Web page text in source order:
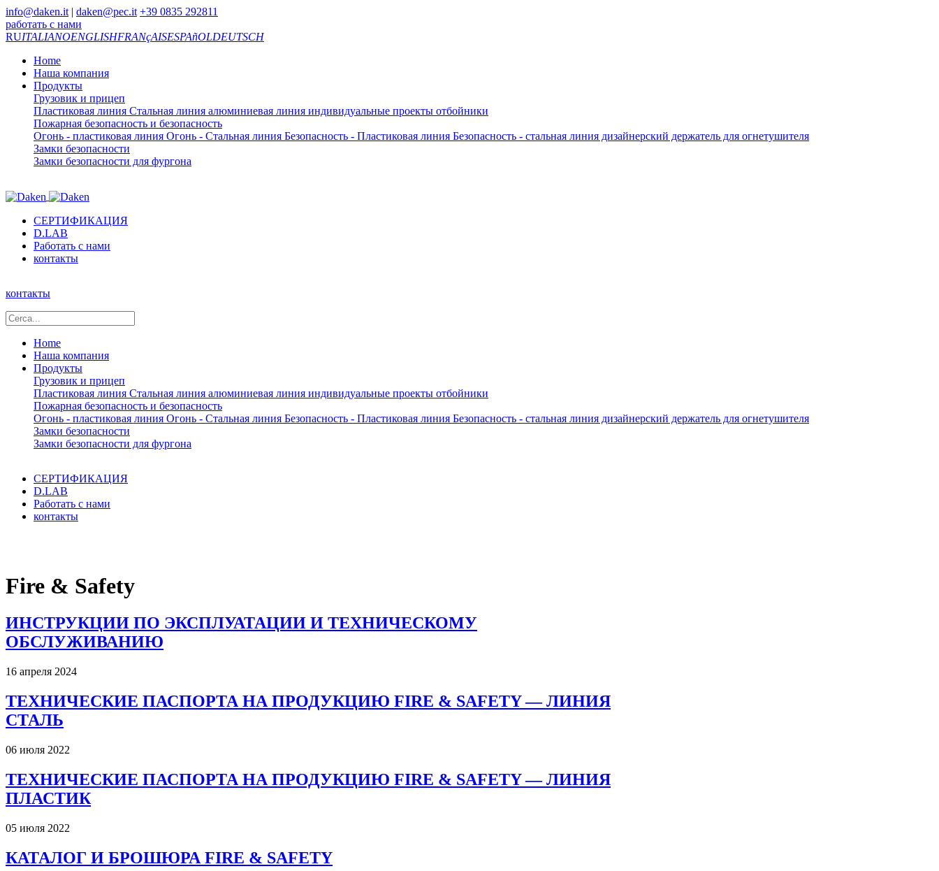
info@daken.it | daken@pec.it +39 0835 292811
работать с нами
RUITALIANOENGLISHFRANçAISESPAñOLDEUTSCH
Home
Наша компания
Продукты
Грузовик и прицеп
Пластиковая линия Стальная линия алюминиевая линия индивидуальные проекты отбойники
Пожарная безопасность и безопасность
Огонь - пластиковая линия Огонь - Стальная линия Безопасность - Пластиковая линия Безопасность - стальная линия дизайнерский держатель для огнетушителя
Замки безопасности
Замки безопасности для фургона
СЕРТИФИКАЦИЯ
D.LAB
Работать с нами
контакты
контакты
Home
Наша компания
Продукты
Грузовик и прицеп
Пластиковая линия Стальная линия алюминиевая линия индивидуальные проекты отбойники
Пожарная безопасность и безопасность
Огонь - пластиковая линия Огонь - Стальная линия Безопасность - Пластиковая линия Безопасность - стальная линия дизайнерский держатель для огнетушителя
Замки безопасности
Замки безопасности для фургона
СЕРТИФИКАЦИЯ
D.LAB
Работать с нами
контакты
Fire & Safety
ИНСТРУКЦИИ ПО ЭКСПЛУАТАЦИИ И ТЕХНИЧЕСКОМУ
ОБСЛУЖИВАНИЮ
16 апреля 2024
ТЕХНИЧЕСКИЕ ПАСПОРТА НА ПРОДУКЦИЮ FIRE & SAFETY — ЛИНИЯ
СТАЛЬ
06 июля 2022
ТЕХНИЧЕСКИЕ ПАСПОРТА НА ПРОДУКЦИЮ FIRE & SAFETY — ЛИНИЯ
ПЛАСТИК
05 июля 2022
КАТАЛОГ И БРОШЮРА FIRE & SAFETY